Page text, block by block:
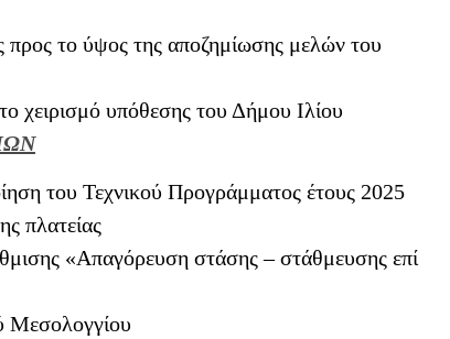
το ύψος της αποζημίωσης μελών του
χειρισμό υπόθεσης του Δήμου Ιλίου
του Τεχνικού Προγράμματος έτους 2025
πλατείας
«Απαγόρευση στάσης – στάθμευσης επί
Μεσολογγίου